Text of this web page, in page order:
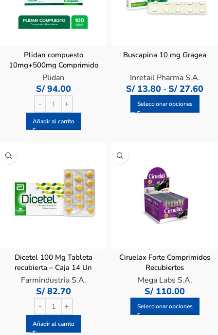
Plidan compuesto
10mg+500mg Comprimido
Recubierto – Caja 100 Un
Plidan
S/94.00
Añadir al carrito
Buscapina 10 mg Gragea
Inretail Pharma S.A.
S/ 13.80 - S/ 27.60
Seleccionar opciones
Dicetel 100 Mg Tableta
recubierta – Caja 14 Un
Farmindustria S.A.
S/82.70
Añadir al carrito
Ciruelax Forte Comprimidos
Recubiertos
Mega Labs S.A.
S/ 110.00
Seleccionar opciones